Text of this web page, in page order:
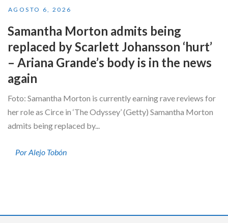
AGOSTO 6, 2026
Samantha Morton admits being
replaced by Scarlett Johansson ‘hurt’
– Ariana Grande’s body is in the news
again
Foto: Samantha Morton is currently earning rave reviews for
her role as Circe in ‘The Odyssey’ (Getty) Samantha Morton
admits being replaced by...
Por Alejo Tobón